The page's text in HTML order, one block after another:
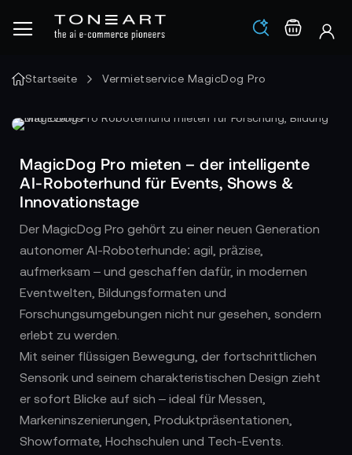
Los
Startseite Vermietservice MagicDog Pro
MagicDog Pro mieten – der intelligente
AI-Roboterhund für Events, Shows &
Innovationstage
Der MagicDog Pro gehört zu einer neuen Generation
autonomer AI-Roboterhunde: agil, präzise,
aufmerksam – und geschaffen dafür, in modernen
Eventwelten, Bildungsformaten und
Forschungsumgebungen nicht nur gesehen, sondern
erlebt zu werden.
Mit seiner flüssigen Bewegung, der fortschrittlichen
Sensorik und seinem charakteristischen Design zieht
er sofort Blicke auf sich – ideal für Messen,
Markeninszenierungen, Produktpräsentationen,
Showformate, Hochschulen und Tech-Events.